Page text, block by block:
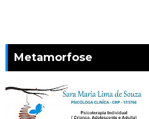
Metamorfose